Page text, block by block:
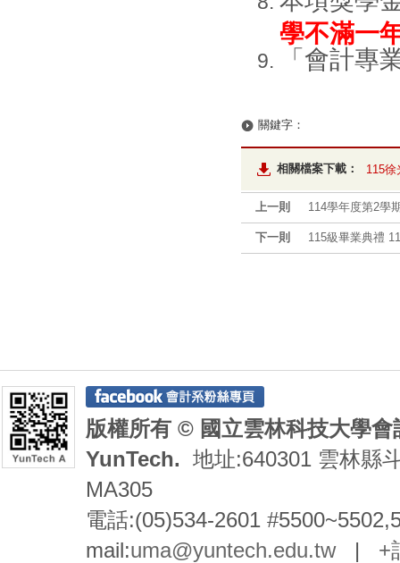
學不滿一
「會計專
關鍵字：
相關檔案下載： 115
上一則 114學年度第2學
下一則 115級畢業典禮
版權所有 © 國立雲林科技大學
YunTech. 地址:640301 雲林縣
MA305
電話:(05)534-2601
mail:uma@yuntech.edu.tw| +